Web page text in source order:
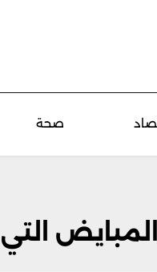
صحة
التي